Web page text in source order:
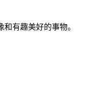
有趣美好的事物。